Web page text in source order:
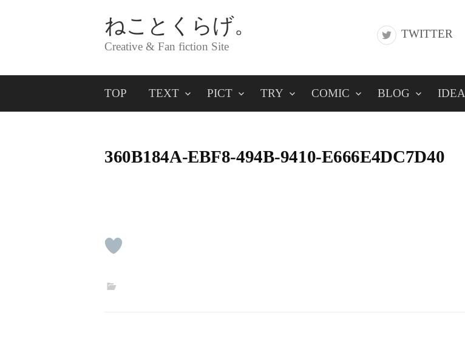
ン
ねことくらげ。
Creative & Fan fiction Site
TWITTER
TOP TEXT PICT TRY COMIC BLOG IDEA
360B184A-EBF8-494B-9410-E666E4DC7D40